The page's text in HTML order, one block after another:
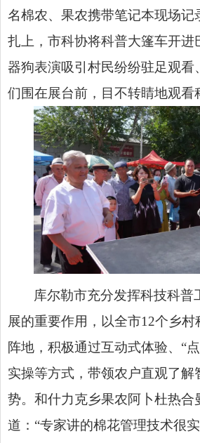
名棉农、果农携带笔记本现场记
扎上，市科协将科普大篷车开进
器狗表演吸引村民纷纷驻足观看
们围在展台前，目不转睛地观看
库尔勒市充分发挥科技科普
展的重要作用，以全市12个乡
阵地，积极通过互动式体验、“
实操等方式，带领农户直观了解
势。和什力克乡果农阿卜杜热合
道：“专家讲的棉花管理技术很